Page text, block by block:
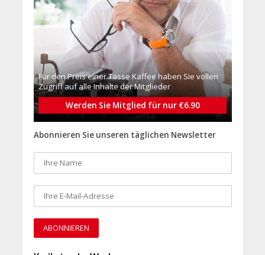
Für den Preis einer Tasse Kaffee haben Sie vollen
Zugriff auf alle Inhalte der Mitglieder
Werden Sie Mitglied für nur €6.90
Abonnieren Sie unseren täglichen Newsletter